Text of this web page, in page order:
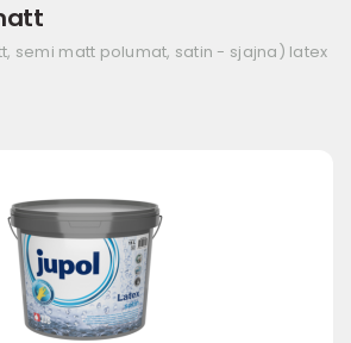
semi matt polumat, satin - sjajna) latex